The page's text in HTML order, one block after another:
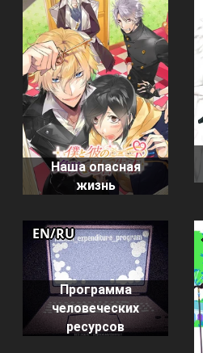
Наша опасная
жизнь
Программа
человеческих
ресурсов
EN/RU